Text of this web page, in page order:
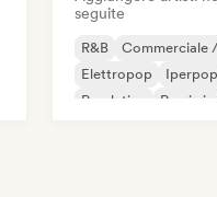
seguite
R&B
Commerciale
Elettropop
Iperpop
Pop latino
Rap in